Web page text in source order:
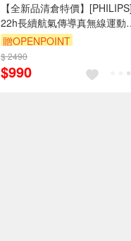
【全新品清倉特價】[PHILIPS]
22h長續航氣傳導真無線運動
機(黑)-TAT3708BK
贈OPENPOINT
$ 2490
$990